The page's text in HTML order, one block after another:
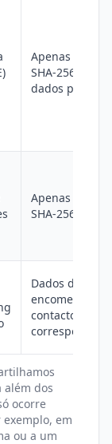
Apenas o hash
SHA-256 (sem
dados
Apenas o hash
SHA-256
Dados de
encomenda,
contacto e
além dos
ocorre
em
ou a um